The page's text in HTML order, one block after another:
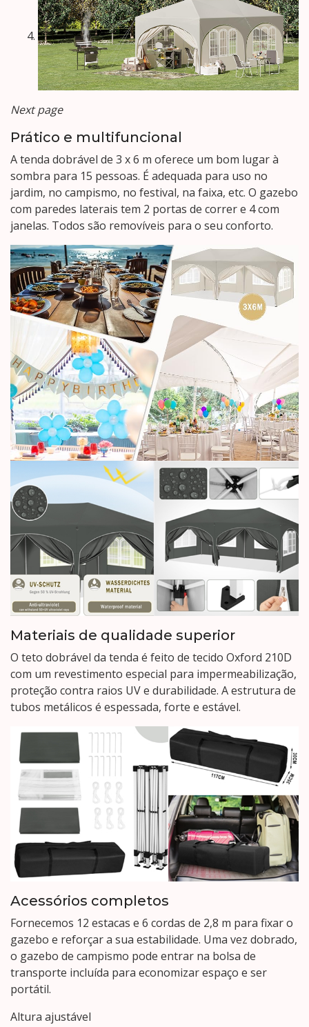
Next page
Prático e multifuncional
A tenda dobrável de 3 x 6 m oferece um bom lugar à
sombra para 15 pessoas. É adequada para uso no
jardim, no campismo, no festival, na faixa, etc. O gazebo
com paredes laterais tem 2 portas de correr e 4 com
janelas. Todos são removíveis para o seu conforto.
Materiais de qualidade superior
O teto dobrável da tenda é feito de tecido Oxford 210D
com um revestimento especial para impermeabilização,
proteção contra raios UV e durabilidade. A estrutura de
tubos metálicos é espessada, forte e estável.
Acessórios completos
Fornecemos 12 estacas e 6 cordas de 2,8 m para fixar o
gazebo e reforçar a sua estabilidade. Uma vez dobrado,
o gazebo de campismo pode entrar na bolsa de
transporte incluída para economizar espaço e ser
portátil.
Altura ajustável